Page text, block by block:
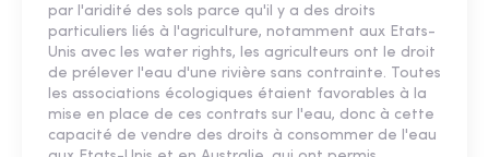
par l'aridité des sols parce qu'il y a des droits
particuliers liés à l'agriculture, notamment aux Etats-
Unis avec les water rights, les agriculteurs ont le droit
de prélever l'eau d'une rivière sans contrainte. Toutes
les associations écologiques étaient favorables à la
mise en place de ces contrats sur l'eau, donc à cette
capacité de vendre des droits à consommer de l'eau